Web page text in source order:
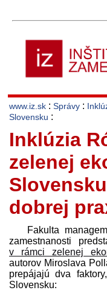
www.iz.sk : Správy :
Slovensku :
Inklúzia
zelenej
dobrej
Fakulta
zamestnanosti
v rámci zelenej
autorov Miroslava
prepájajú dva
Slovensku: